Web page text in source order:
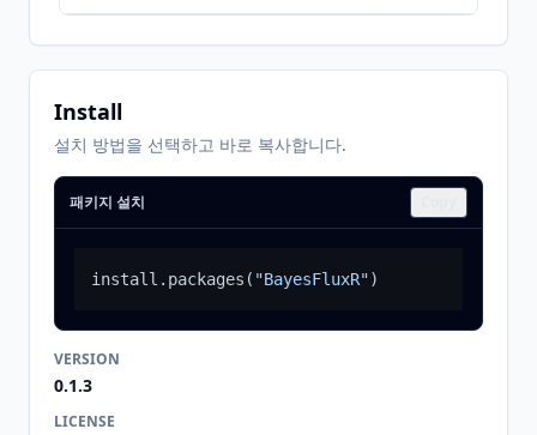
Install
설치 방법을 선택하고 바로 복사합니다.
패키지 설치
install.packages ( "BayesFluxR")
VERSION
0.1.3
LICENSE